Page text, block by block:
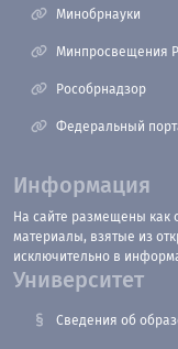
Минобрнауки
Минпросвещения
Рособрнадзор
Федеральный
Информация
На сайте размещены как
материалы, взятые из
исключительно в
Университет
Сведения об